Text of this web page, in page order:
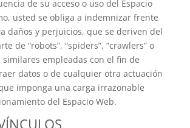
de su acceso o uso del Espacio
usted se obliga a indemnizar frente
daños y perjuicios, que se deriven del
de “robots”, “spiders”, “crawlers” o
empleadas con el fin de
datos o de cualquier otra actuación
imponga una carga irrazonable
del Espacio Web.